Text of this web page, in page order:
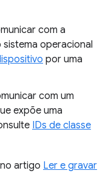
com a
operacional
por uma
com um
expõe uma
IDs de classe
artigo Ler e gravar